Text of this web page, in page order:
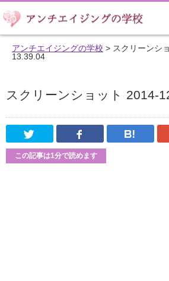
アンチエイジングの学校 > スクリーンシ
13.39.04
スクリーンショット 2014-
Twitter Facebook
この記事は1分で読めます